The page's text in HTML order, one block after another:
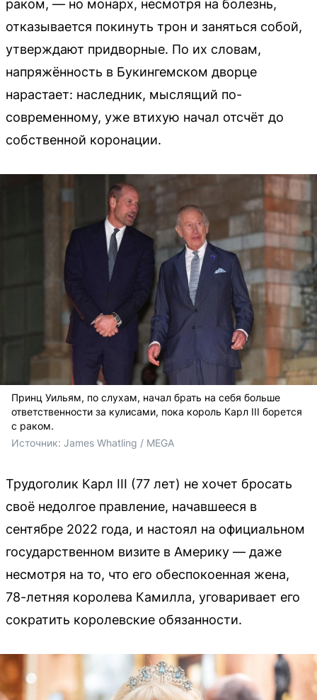
раком, — но монарх, несмотря на болезнь,
отказывается покинуть трон и заняться собой,
утверждают придворные. По их словам,
напряжённость в Букингемском дворце
нарастает: наследник, мыслящий по-
современному, уже втихую начал отсчёт до
собственной коронации.
Принц Уильям, по слухам, начал брать на себя больше
ответственности за кулисами, пока король Карл III борется
с раком.
Источник: James Whatling / MEGA
Трудоголик Карл III (77 лет) не хочет бросать
своё недолгое правление, начавшееся в
сентябре 2022 года, и настоял на официальном
государственном визите в Америку — даже
несмотря на то, что его обеспокоенная жена,
78-летняя королева Камилла, уговаривает его
сократить королевские обязанности.